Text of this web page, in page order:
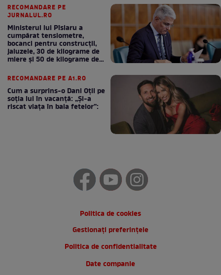
RECOMANDARE PE
JURNALUL.RO
Ministerul lui Pîslaru a
cumpărat tensiometre,
bocanci pentru construcții,
jaluzele, 30 de kilograme de
miere și 50 de kilograme de
RECOMANDARE PE A1.RO
Cum a surprins-o Dani Oțil pe
soția lui în vacanță: „Și-a
riscat viața în baia fetelor”:
Politica de cookies
Gestionați preferințele
Politica de confidentialitate
Date companie